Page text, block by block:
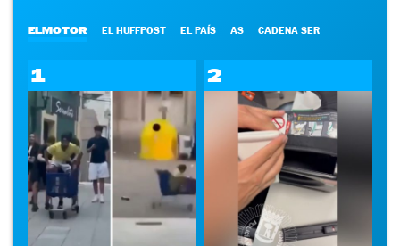
ELMOTOR EL HUFFPOST EL PAÍS AS CADENA SER
1 2